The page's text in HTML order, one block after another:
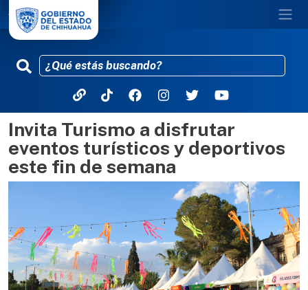
Pasar al contenido principal
Invita Turismo a disfrutar
eventos turísticos y deportivos
este fin de semana